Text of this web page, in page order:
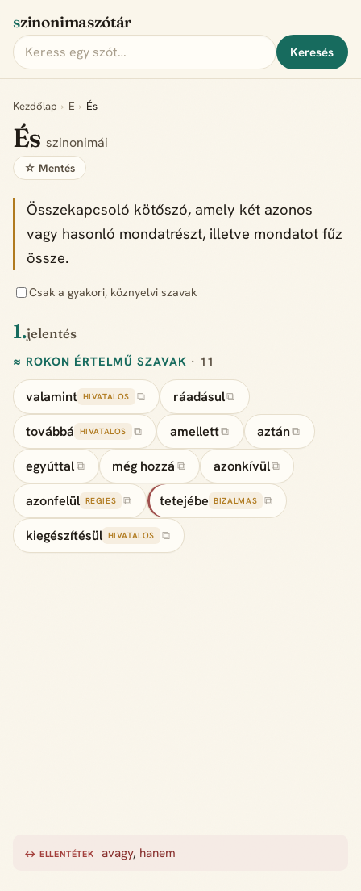
szinonimaszótár
Keresés
Kezdőlap › E › És
Ésszinonimái
☆ Mentés
Összekapcsoló kötőszó, amely két azonos
vagy hasonló mondatrészt, illetve mondatot fűz
össze.
Csak a gyakori, köznyelvi szavak
1.jelentés
≈ ROKON ÉRTELMŰ SZAVAK · 11
valamint HIVATALOS ⧉ ráadásul⧉
továbbá HIVATALOS ⧉ amellett⧉ aztán⧉
egyúttal ⧉ még hozzá ⧉ azonkívül⧉
azonfelül REGIES ⧉ tetejébe BIZALMAS ⧉
kiegészítésül HIVATALOS ⧉
↔ ELLENTÉTEK avagy, hanem